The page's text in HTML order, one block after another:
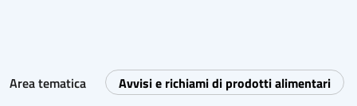
Area tematica Avvisi e richiami di prodotti alimentari